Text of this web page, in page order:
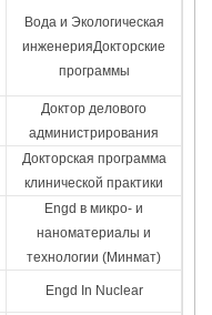
Вода и Экологическая
инженерияДокторские
программы
Доктор делового
администрирования
Докторская программа
клинической практики
Engd в микро- и
наноматериалы и
технологии (Минмат)
Engd In Nuclear